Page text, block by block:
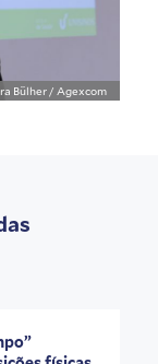
Bülher / Agexcom